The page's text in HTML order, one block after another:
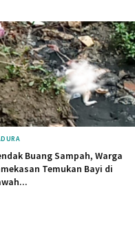
Buang Sampah, Warga
Temukan Bayi di